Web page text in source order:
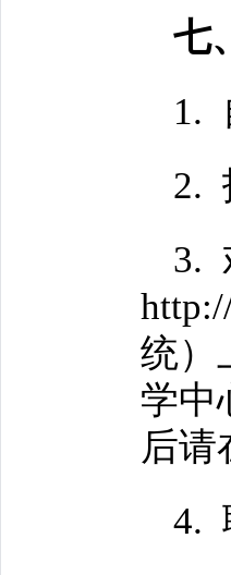
七
1.
2.
3.
统）
学中
后
4.